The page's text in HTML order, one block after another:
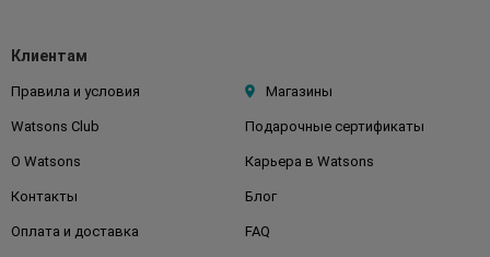
Клиентам
Правила и условия Магазины
Watsons Club Подарочные сертификаты
О Watsons Карьера в Watsons
Контакты Блог
Оплата и доставка FAQ